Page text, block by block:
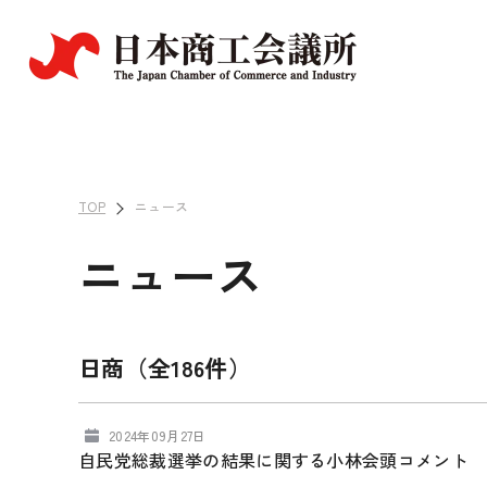
TOP ニュース
ニュース
日商（全186件）
2024年09月27日
自民党総裁選挙の結果に関する小林会頭コメント